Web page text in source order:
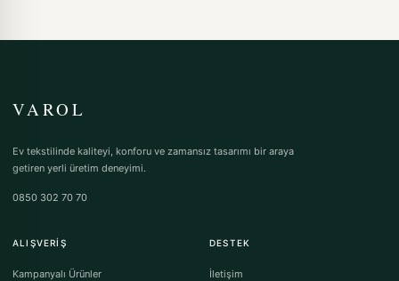
VAROL
Ev tekstilinde kaliteyi, konforu ve zamansız tasarımı bir araya
getiren yerli üretim deneyimi.
0850 302 70 70
ALIŞVERIŞ
Kampanyalı Ürünler
DESTEK
İletişim